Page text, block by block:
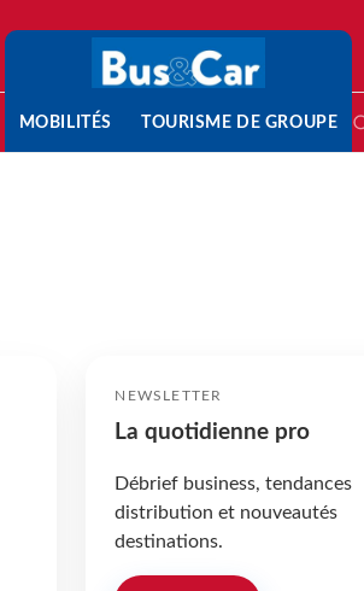
MOBILITÉS TOURISME DE GROUPE
NEWSLETTER
La quotidienne pro
Débrief business, tendances
distribution et nouveautés
destinations.